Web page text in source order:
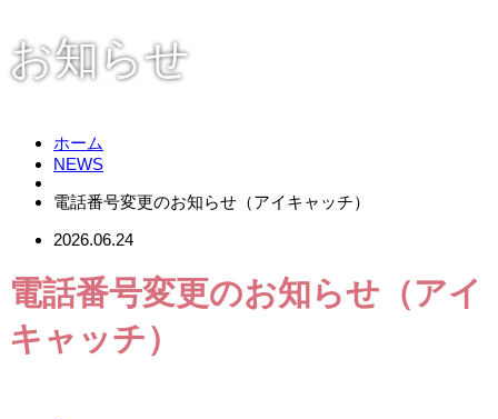
お知らせ
ホーム
NEWS
電話番号変更のお知らせ（アイキャッチ）
2026.06.24
電話番号変更のお知らせ（アイ
キャッチ）